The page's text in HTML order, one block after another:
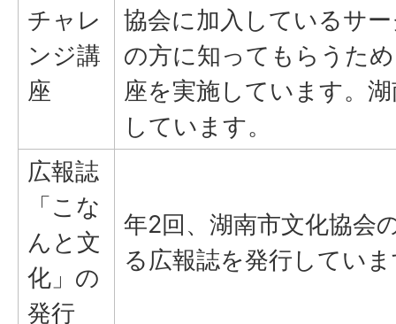
チャレ
ンジ講
座
協会に加入しているサ
の方に知ってもらうた
座を実施しています。
しています。
広報誌
「こな
んと文
化」の
発行
年2回、湖南市文化協会
る広報誌を発行してい